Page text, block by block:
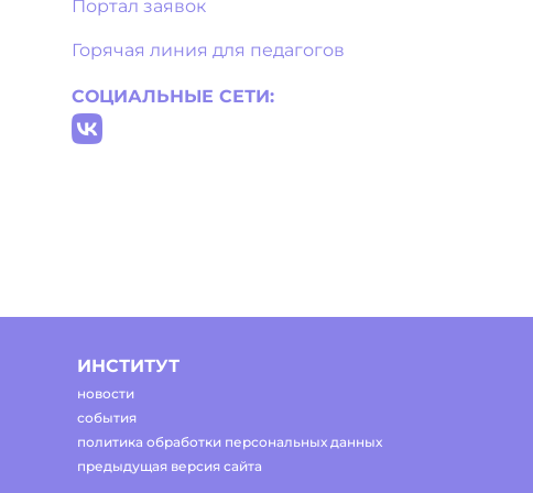
Портал заявок
Горячая линия для педагогов
СОЦИАЛЬНЫЕ СЕТИ:
ИНСТИТУТ
новости
события
политика обработки персональных данных
предыдущая версия сайта